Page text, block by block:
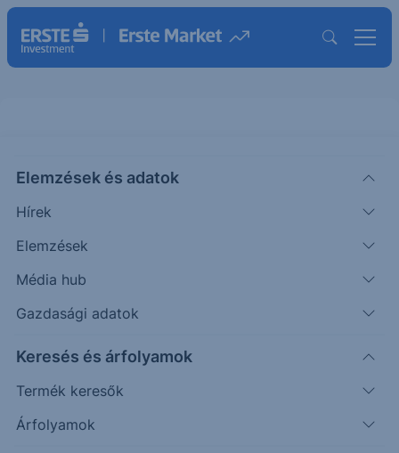
Elemzések és adatok
Hírek
Elemzések
Média hub
Gazdasági adatok
Keresés és árfolyamok
Termék keresők
Árfolyamok
HEI(XETRA)
HEIDELBERG CEMENT AG
163.60
Időpont: 26.08.06. 11:20
Előző záró:
163.00
Árfolyamértesítő rögzítése
További információk kérése